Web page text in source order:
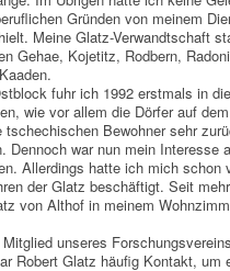
Gründen von meinem
Meine Glatz-Verwandtschaft
Gehae, Kojetitz, Rodbern,
fuhr ich 1992 erstmals in
wie vor allem die Dörfer auf
tschechischen Bewohner sehr
Dennoch war nun mein Interesse
Allerdings hatte ich mich schon
der Glatz beschäftigt. Seit
von Althof in meinem
unseres
Robert Glatz häufig Kontakt, um